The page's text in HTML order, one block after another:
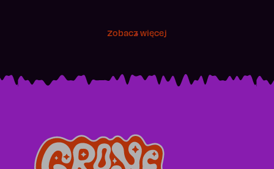
Zobacz więcej